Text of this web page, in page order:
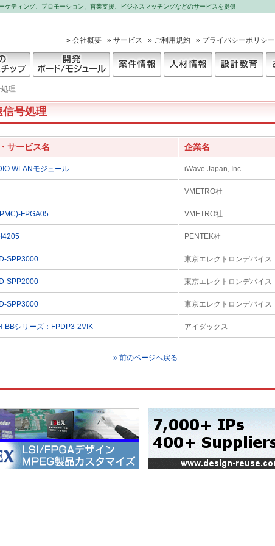
ティング、プロモーション、営業支援、ビジネスマッチングなどのサービスを提供
» 会社概要 » サービス » ご利用規約 » プライバシーポリシー
理
信号処理
サービス名 企業名
WLANモジュール iWave Japan, Inc.
VMETRO社
FPGA05 VMETRO社
PENTEK社
SPP3000 東京エレクトロンデバイス
SPP2000 東京エレクトロンデバイス
SPP3000 東京エレクトロンデバイス
BBシリーズ：FPDP3-2VIK アイダックス
» 前のページへ戻る